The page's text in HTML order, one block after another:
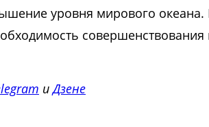
уровня мирового
совершенствования
иДзене